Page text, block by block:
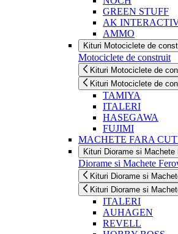
GREEN STUFF
AK
AMMO
Kituri Motociclete de
Motociclete de construit
Kituri Motociclete de
Kituri Motociclete de
TAMIYA
ITALERI
HASEGAWA
FUJIMI
MACHETE FARA
Kituri Diorame si Machete
Diorame si Machete
Kituri Diorame si
Kituri Diorame si
ITALERI
AUHAGEN
REVELL